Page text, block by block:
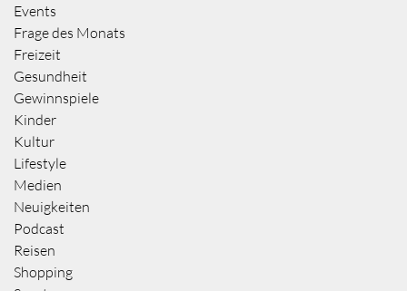
Events
Frage des Monats
Freizeit
Gesundheit
Gewinnspiele
Kinder
Kultur
Lifestyle
Medien
Neuigkeiten
Podcast
Reisen
Shopping